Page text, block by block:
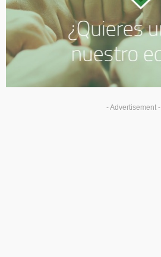
- Advertisement -